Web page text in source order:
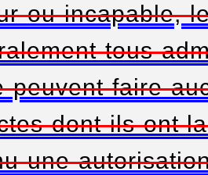
ou incapable,
tous
peuvent faire
dont ils ont
une